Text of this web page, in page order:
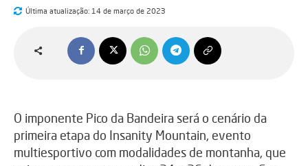
Última atualização: 14 de março de 2023
O imponente Pico da Bandeira será o cenário da
primeira etapa do Insanity Mountain, evento
multiesportivo com modalidades de montanha, que